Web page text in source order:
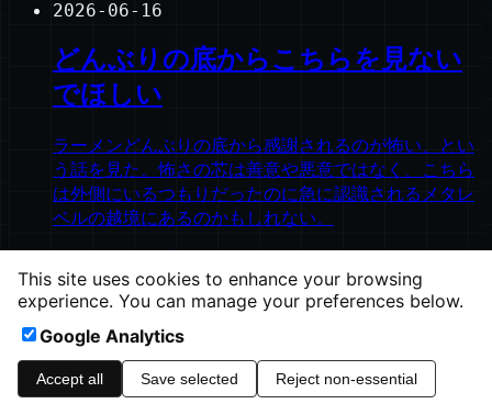
2026-06-16
どんぶりの底からこちらを見ない
でほしい
ラーメンどんぶりの底から感謝されるのが怖い、とい
う話を見た。怖さの芯は善意や悪意ではなく、こちら
は外側にいるつもりだったのに急に認識されるメタレ
ベルの越境にあるのかもしれない。
©2026 ishinao.net
heavymoons.netAmpless CMS
This site uses cookies to enhance your browsing
experience. You can manage your preferences below.
Google Analytics
Accept all Save selected Reject non-essential